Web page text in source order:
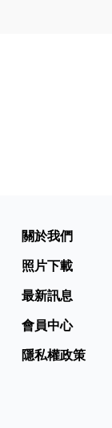
關於我們
照片下載
最新訊息
會員中心
隱私權政策